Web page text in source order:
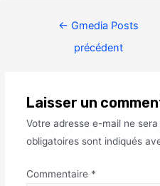
← Gmedia Posts
précédent
Laisser un
Votre adresse e-mail ne
obligatoires sont indiqués
Commentaire *